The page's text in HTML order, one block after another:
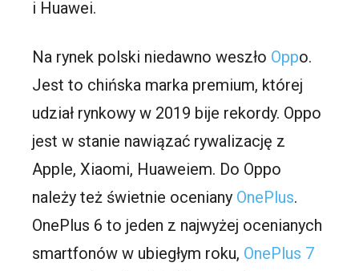
i Huawei.
Na rynek polski niedawno weszło Oppo.
Jest to chińska marka premium, której
udział rynkowy w 2019 bije rekordy. Oppo
jest w stanie nawiązać rywalizację z
Apple, Xiaomi, Huaweiem. Do Oppo
należy też świetnie oceniany OnePlus.
OnePlus 6 to jeden z najwyżej ocenianych
smartfonów w ubiegłym roku, OnePlus 7